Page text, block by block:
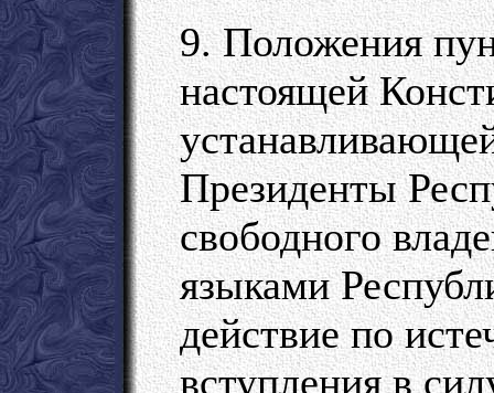
9. Положения
настоящей
Президенты
свободного
языками
действие по
вступления в